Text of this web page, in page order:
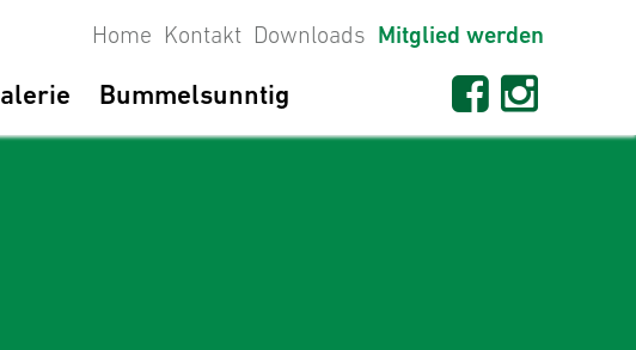
Home Kontakt Downloads Mitglied werden
Bummelsunntig